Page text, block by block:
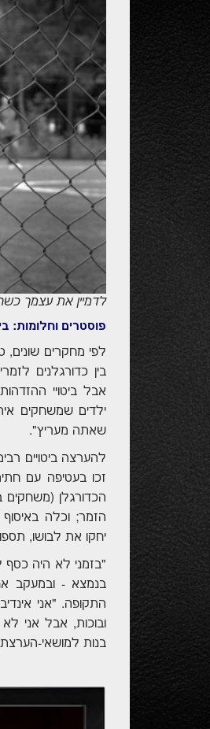
לדמיין את עצמך
פוסטרים וחלומות:
לפי מחקרים שונים,
בין כדורגלנים
ילדים שמשחקים
שאתה מעריץ".
להערצה ביטויים
זכו בעטיפה עם
הכדורגלן (משחקים
הזמר; וכלה באיסוף
יחקו את לבושו,
"בזמני לא היה כסף
התקופה. "אני
ובוכות, אבל אני
בנות למושאי-